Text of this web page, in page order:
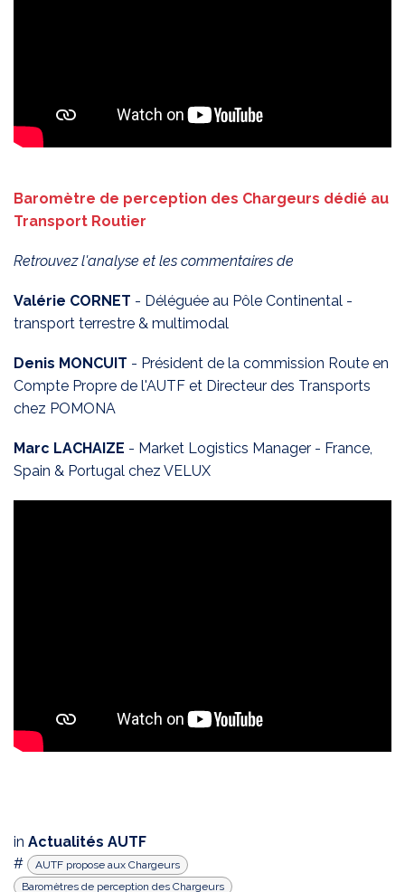
Baromètre de perception des Chargeurs dédié au
Transport Routier
Retrouvez l'analyse et les commentaires de
Valérie CORNET - Déléguée au Pôle Continental -
transport terrestre & multimodal
Denis MONCUIT - Président de la commission Route en
Compte Propre de l'AUTF et Directeur des Transports
chez POMONA
Marc LACHAIZE - Market Logistics Manager - France,
Spain & Portugal chez VELUX
in Actualités AUTF
#
AUTF propose aux Chargeurs
Baromètres de perception des Chargeurs